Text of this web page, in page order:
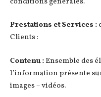
Prestations et Services :
Clients :
Contenu : Ensemble des
l’information présente
images – vidéos.